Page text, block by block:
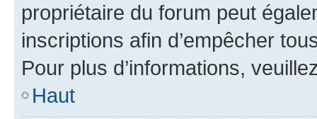
propriétaire du forum peut
inscriptions afin d’empêcher
Pour plus d’informations,
Haut